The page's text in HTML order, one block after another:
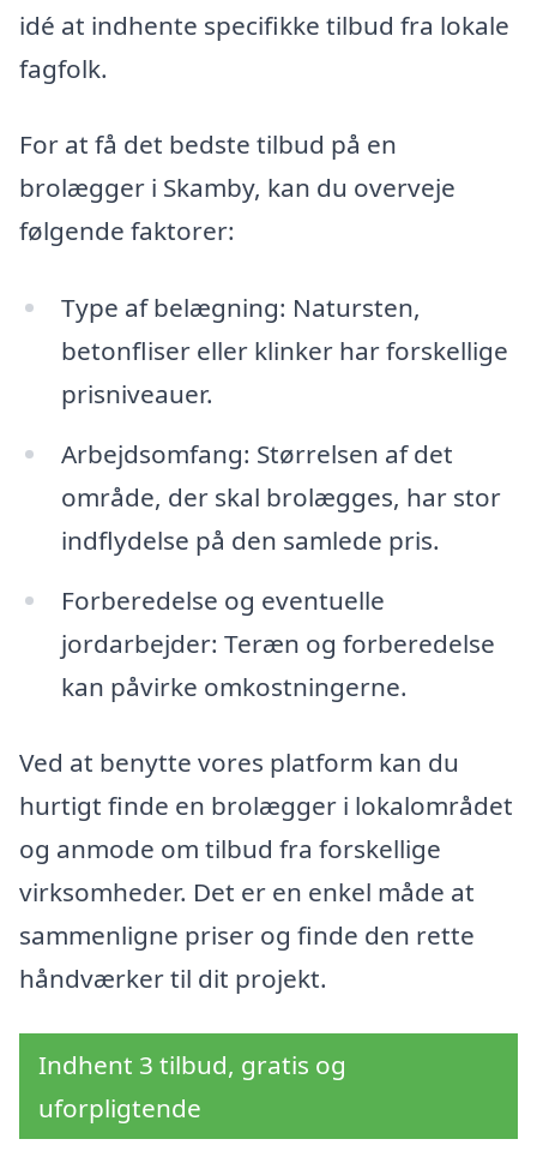
idé at indhente specifikke tilbud fra lokale
fagfolk.
For at få det bedste tilbud på en
brolægger i Skamby, kan du overveje
følgende faktorer:
Type af belægning: Natursten,
betonfliser eller klinker har forskellige
prisniveauer.
Arbejdsomfang: Størrelsen af det
område, der skal brolægges, har stor
indflydelse på den samlede pris.
Forberedelse og eventuelle
jordarbejder: Teræn og forberedelse
kan påvirke omkostningerne.
Ved at benytte vores platform kan du
hurtigt finde en brolægger i lokalområdet
og anmode om tilbud fra forskellige
virksomheder. Det er en enkel måde at
sammenligne priser og finde den rette
håndværker til dit projekt.
Indhent 3 tilbud, gratis og
uforpligtende